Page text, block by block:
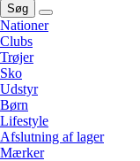
Søg
Nationer
Clubs
Trøjer
Sko
Udstyr
Børn
Lifestyle
Afslutning af lager
Mærker